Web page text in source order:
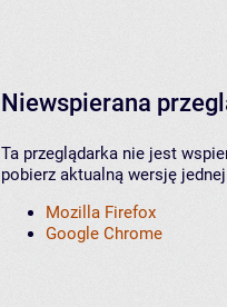
Niewspierana
Ta przeglądarka nie jest
pobierz aktualną wersję
Mozilla Firefox
Google Chrome